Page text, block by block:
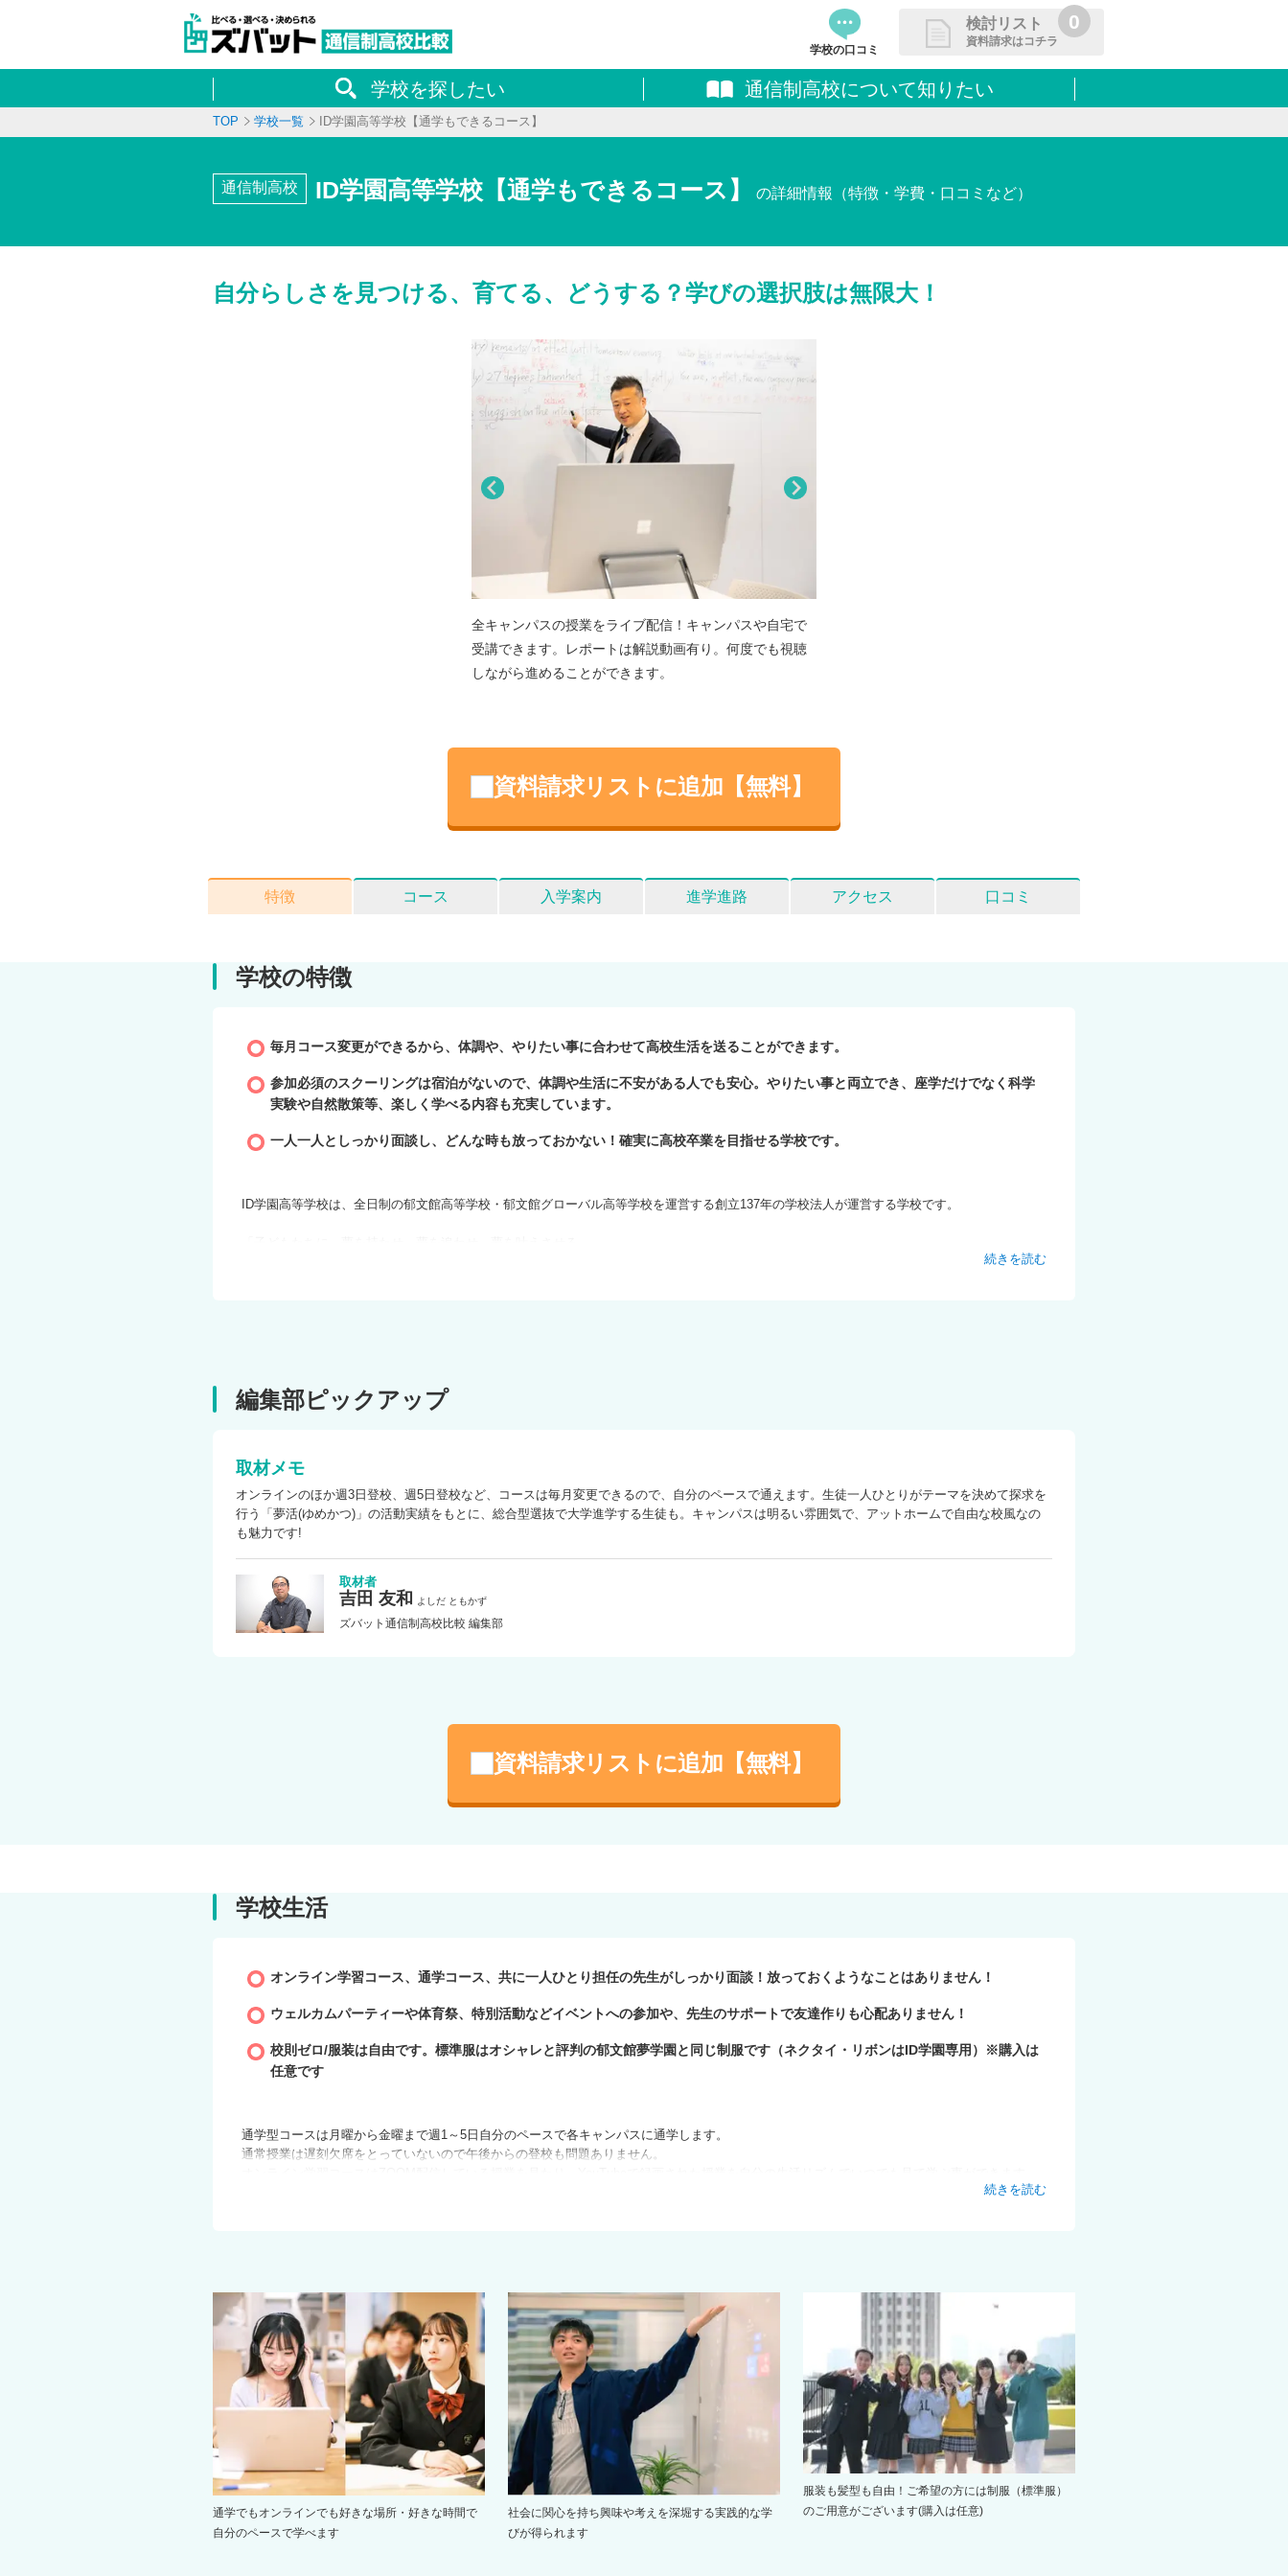
学校の口コミ
検討リスト
資料請求はコチラ
0
資料請求リストに追加しました
追加した学校を一覧で確認・まとめて資
学校を探したい 通信制高校について知りたい
TOP 学校一覧 ID学園高等学校【通学もできるコース】
通信制高校 ID学園高等学校【通学もできるコース】 の詳細情報（特徴・学費・口コミなど）
自分らしさを見つける、育てる、どうする？学びの選択肢は無限大！
全キャンパスの授業をライブ配信！キャンパスや自宅で
受講できます。レポートは解説動画有り。何度でも視聴
しながら進めることができます。
資料請求リストに追加【無料】
特徴 コース 入学案内 進学進路 アクセス 口コミ
学校の特徴
毎月コース変更ができるから、体調や、やりたい事に合わせて高校生活を送ることができます。
参加必須のスクーリングは宿泊がないので、体調や生活に不安がある人でも安心。やりたい事と両立でき、座学だけでなく科学
実験や自然散策等、楽しく学べる内容も充実しています。
一人一人としっかり面談し、どんな時も放っておかない！確実に高校卒業を目指せる学校です。
ID学園高等学校は、全日制の郁文館高等学校・郁文館グローバル高等学校を運営する創立137年の学校法人が運営する学校です。
設立
本校情報
長野県東御市新張1931
0268-71-5295
続きを読む
編集部ピックアップ
取材メモ
オンラインのほか週3日登校、週5日登校など、コースは毎月変更できるので、自分のペースで通えます。生徒一人ひとりがテーマを決めて探求を
行う「夢活(ゆめかつ)」の活動実績をもとに、総合型選抜で大学進学する生徒も。キャンパスは明るい雰囲気で、アットホームで自由な校風なの
も魅力です!
取材者
吉田 友和 よしだ ともかず
ズバット通信制高校比較 編集部
資料請求リストに追加【無料】
学校生活
オンライン学習コース、通学コース、共に一人ひとり担任の先生がしっかり面談！放っておくようなことはありません！
ウェルカムパーティーや体育祭、特別活動などイベントへの参加や、先生のサポートで友達作りも心配ありません！
校則ゼロ/服装は自由です。標準服はオシャレと評判の郁文館夢学園と同じ制服です（ネクタイ・リボンはID学園専用）※購入は
任意です
通学型コースは月曜から金曜まで週1～5日自分のペースで各キャンパスに通学します。
通常授業は遅刻欠席をとっていないので午後からの登校も問題ありません。
続きを読む
通学でもオンラインでも好きな場所・好きな時間で
自分のペースで学べます
社会に関心を持ち興味や考えを深堀する実践的な学
びが得られます
服装も髪型も自由！ご希望の方には制服（標準服）
のご用意がございます(購入は任意)